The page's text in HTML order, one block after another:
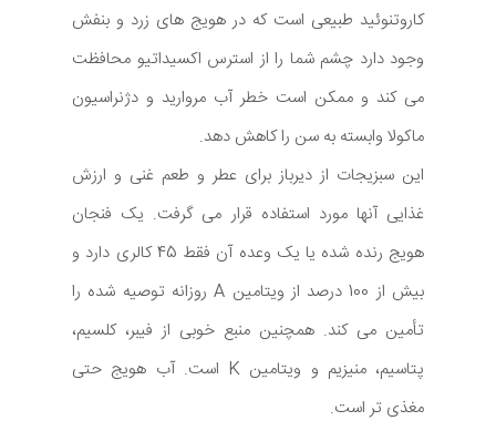
کاروتنوئید طبیعی است که در هویج های زرد و بنفش
وجود دارد چشم شما را از استرس اکسیداتیو محافظت
می کند و ممکن است خطر آب مروارید و دژنراسیون
ماکولا وابسته به سن را کاهش دهد.
این سبزیجات از دیرباز برای عطر و طعم غنی و ارزش
غذایی آنها مورد استفاده قرار می گرفت. یک فنجان
هویج رنده شده یا یک وعده آن فقط 45 کالری دارد و
بیش از 100 درصد از ویتامین A روزانه توصیه شده را
تأمین می کند. همچنین منبع خوبی از فیبر، کلسیم،
پتاسیم، منیزیم و ویتامین K است. آب هویج حتی
مغذی تر است.